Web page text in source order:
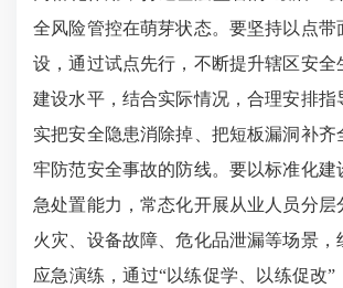
全风险管控在萌芽状态。要坚持以点带
设，通过试点先行，不断提升辖区安全
建设水平，结合实际情况，合理安排指
实把安全隐患消除掉、把短板漏洞补齐
牢防范安全事故的防线。要以标准化建
急处置能力，常态化开展从业人员分层
火灾、设备故障、危化品泄漏等场景，
应急演练，通过“以练促学、以练促改”